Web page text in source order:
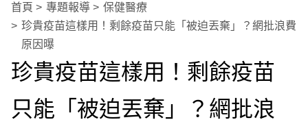
首頁 專題報導
保健醫療
珍貴疫苗這樣用！剩餘疫苗只能「被迫丟棄」？網批浪費
原因曝
珍貴疫苗這樣用！剩餘疫苗
只能「被迫丟棄」？網批浪